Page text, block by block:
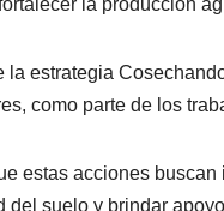
la producción
la estrategia
como parte de los
estas acciones
del suelo y brindar